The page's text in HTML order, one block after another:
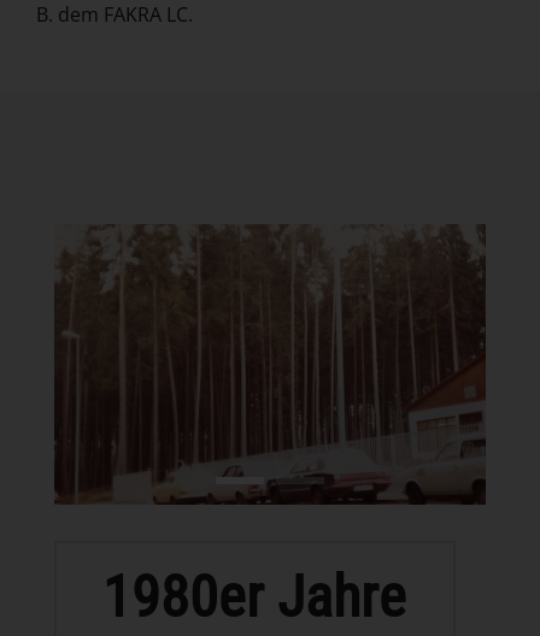
B. dem FAKRA LC.
1980er Jahre